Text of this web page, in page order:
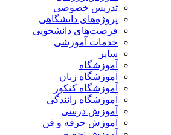
تدریس خصوصی
پروژه‌های دانشگاهی
فرصت‌های دانشجویی
خدمات آموزشی
سایر
آموزشگاه
آموزشگاه زبان
آموزشگاه کنکور
آموزشگاه رانندگی
آموزش درسی
آموزش حرفه و فن